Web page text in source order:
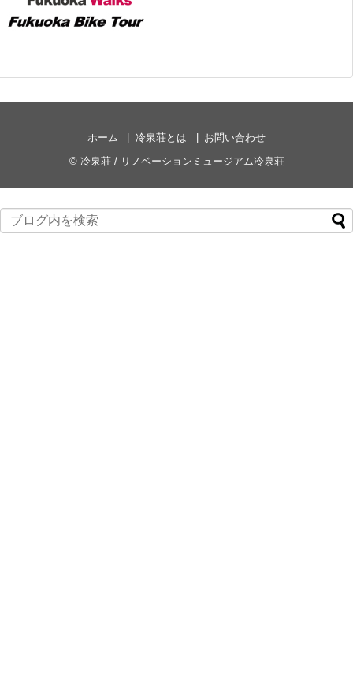
ホーム 冷泉荘とは
お問い合わせ
© 冷泉荘 / リノベーションミュージアム冷泉荘